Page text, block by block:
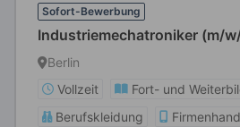
Sofort-Bewerbung
Industriemechatroniker (m/
Berlin
Vollzeit
Fort- und
Berufskleidung